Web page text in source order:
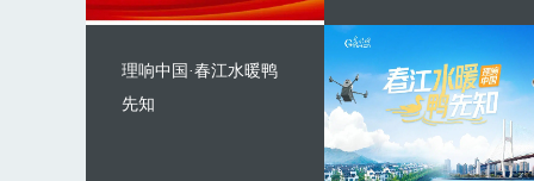
理响中国·春江水暖鸭
先知